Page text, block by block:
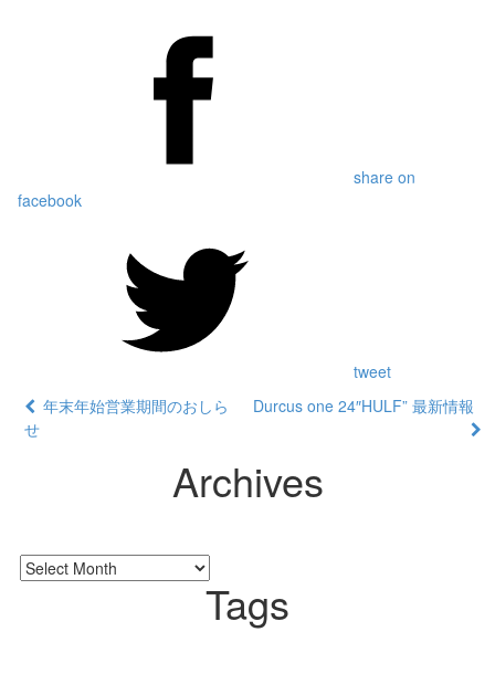
share on
facebook
tweet
年末年始営業期間のおしら
せ
Durcus one 24″HULF” 最新情報
Archives
Tags